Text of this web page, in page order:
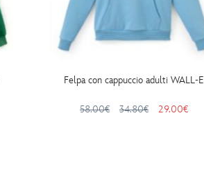
Felpa con cappuccio adulti WALL-E
58.00€ 34.80€ 29.00€